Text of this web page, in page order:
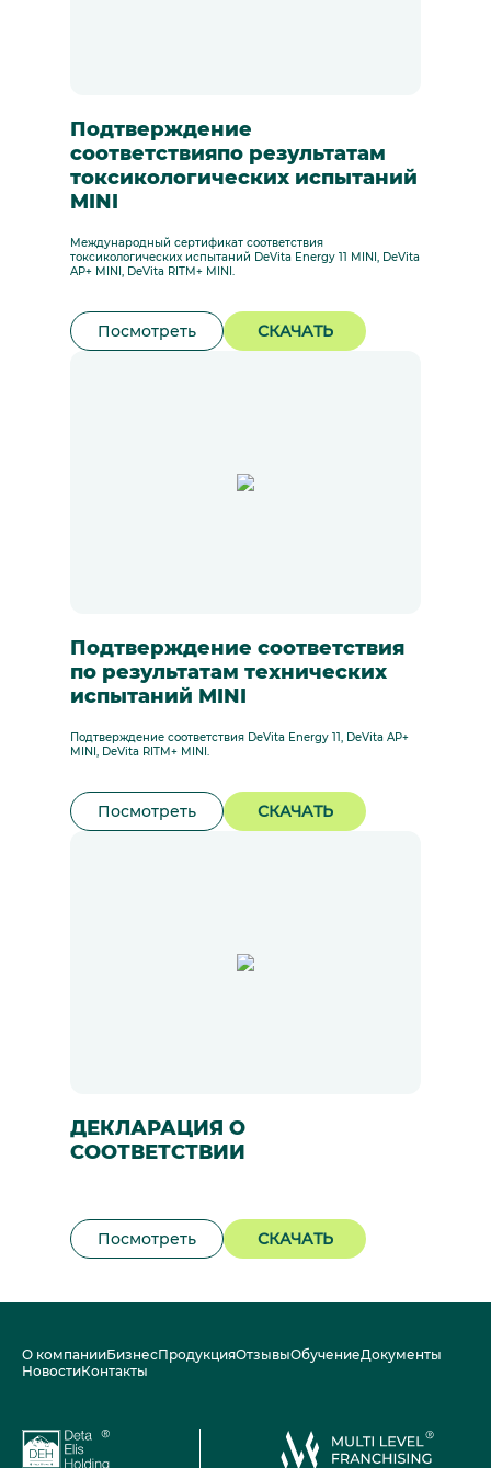
Подтверждение
соответствияпо результатам
токсикологических испытаний
MINI
Международный сертификат соответствия
токсикологических испытаний DeVita Energy 11 MINI, DeVita
AP+ MINI, DeVita RITM+ MINI.
Посмотреть СКАЧАТЬ
Подтверждение соответствия
по результатам технических
испытаний MINI
Подтверждение соответствия DeVita Energy 11, DeVita AP+
MINI, DeVita RITM+ MINI.
Посмотреть СКАЧАТЬ
ДЕКЛАРАЦИЯ О
СООТВЕТСТВИИ
Посмотреть СКАЧАТЬ
О компанииБизнесПродукцияОтзывыОбучениеДокументы
НовостиКонтакты